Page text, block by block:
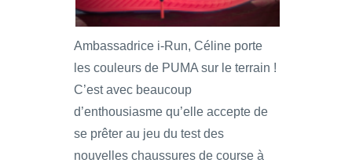
Ambassadrice i-Run, Céline porte
les couleurs de PUMA sur le terrain !
C’est avec beaucoup
d’enthousiasme qu’elle accepte de
se prêter au jeu du test des
nouvelles chaussures de course à